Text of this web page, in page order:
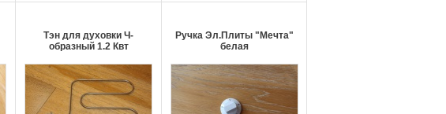
Тэн для духовки Ч-
образный 1.2 Квт
Ручка Эл.Плиты "Мечта"
белая